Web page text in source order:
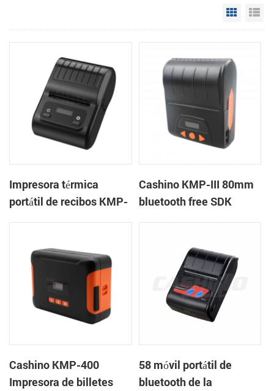
Grid
Impresora térmica
portátil de recibos KMP-
Cashino KMP-III 80mm
bluetooth free SDK
Cashino KMP-400
Impresora de billetes
58 móvil portátil de
bluetooth de la